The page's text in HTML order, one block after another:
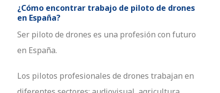
¿Cómo encontrar trabajo de piloto de drones
en España?
Ser piloto de drones es una profesión con futuro
en España.
Los pilotos profesionales de drones trabajan en